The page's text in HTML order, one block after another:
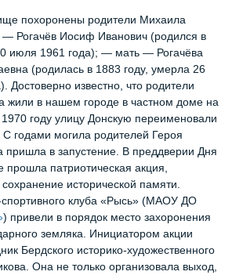
похоронены родители Михаила
— Рогачёв Иосиф Иванович (родился в
июля 1961 года); — мать — Рогачёва
(родилась в 1883 году, умерла 26
Достоверно известно, что родители
жили в нашем городе в частном доме на
году улицу Донскую переименовали
С годами могила родителей Героя
пришла в запустение. В преддверии Дня
патриотическая акция,
исторической памяти.
спортивного клуба «Рысь» (МАОУ ДО
) привели в порядок место захоронения
земляка. Инициатором акции
Бердского историко-художественного
Она не только организовала выход,